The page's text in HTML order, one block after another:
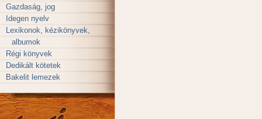
Gazdaság, jog
Idegen nyelv
Lexikonok, kézikönyvek,
albumok
Régi könyvek
Dedikált kötetek
Bakelit lemezek